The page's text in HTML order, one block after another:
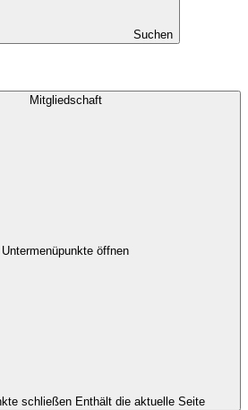
Suchen
Mitgliedschaft
Untermenüpunkte öffnen
schließen Enthält die aktuelle Seite